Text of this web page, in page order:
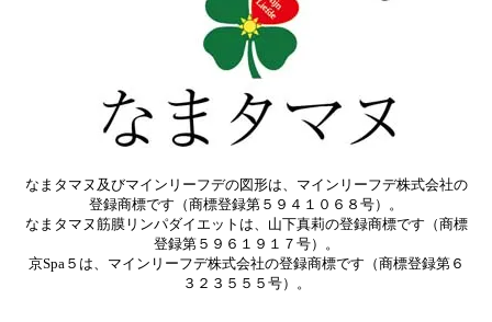
なまタマヌ及びマインリーフデの図形は、マインリーフデ株式会社の
登録商標です（商標登録第５９４１０６８号）。
なまタマヌ筋膜リンパダイエットは、山下真莉の登録商標です（商標
登録第５９６１９１７号）。
京Spa５は、マインリーフデ株式会社の登録商標です（商標登録第６
３２３５５５号）。